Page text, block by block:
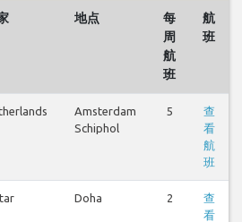
地点
每
周
航
班
航
班
Amsterdam
Schiphol
5
查
看
航
班
Doha 2
查
看